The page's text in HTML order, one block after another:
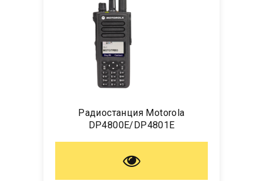
Радиостанция Motorola
DP4800E/DP4801E